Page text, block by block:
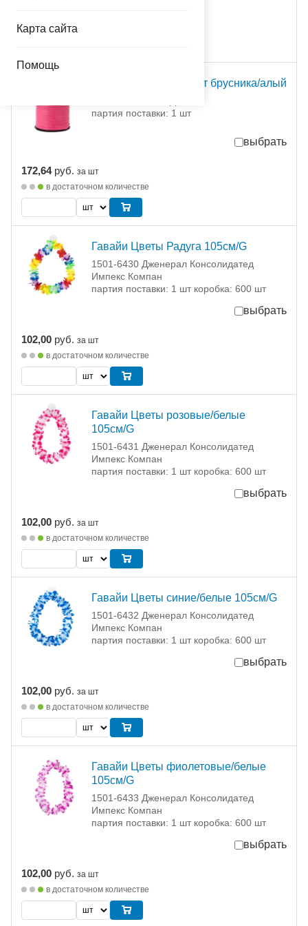
Карта сайта
Помощь
временно отсутствует
Лента 5ммХ460м 2х ст брусника/алый
партия поставки: 1 шт
выбрать
172,64 руб. за шт
в достаточном количестве
Гавайи Цветы Радуга 105см/G
1501-6430 Дженерал Консолидатед
Импекс Компан
партия поставки: 1 шт коробка: 600 шт
выбрать
102,00 руб. за шт
в достаточном количестве
Гавайи Цветы розовые/белые
105см/G
1501-6431 Дженерал Консолидатед
Импекс Компан
партия поставки: 1 шт коробка: 600 шт
выбрать
102,00 руб. за шт
в достаточном количестве
Гавайи Цветы синие/белые 105см/G
1501-6432 Дженерал Консолидатед
Импекс Компан
партия поставки: 1 шт коробка: 600 шт
выбрать
102,00 руб. за шт
в достаточном количестве
Гавайи Цветы фиолетовые/белые
105см/G
1501-6433 Дженерал Консолидатед
Импекс Компан
партия поставки: 1 шт коробка: 600 шт
выбрать
102,00 руб. за шт
в достаточном количестве